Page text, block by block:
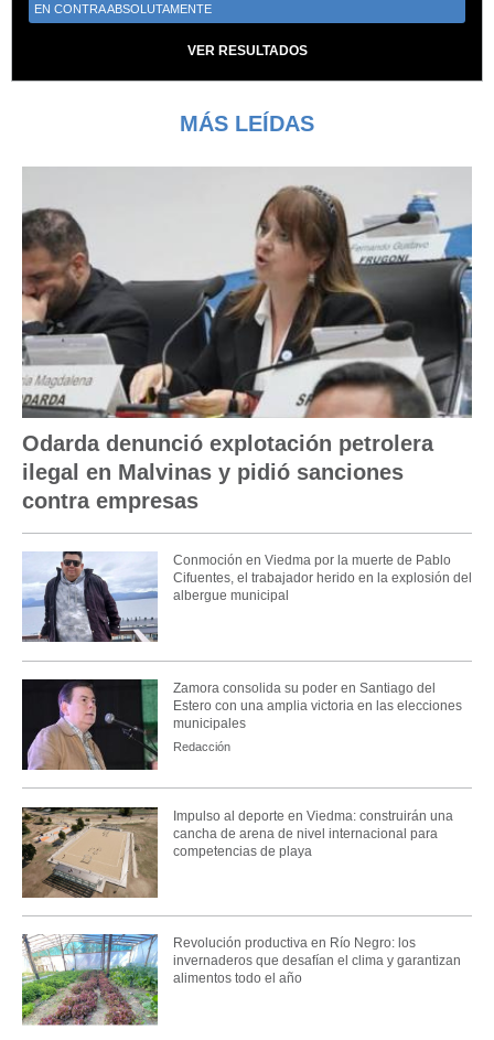
EN CONTRA ABSOLUTAMENTE
VER RESULTADOS
MÁS LEÍDAS
Odarda denunció explotación petrolera
ilegal en Malvinas y pidió sanciones
contra empresas
Conmoción en Viedma por la muerte de Pablo
Cifuentes, el trabajador herido en la explosión del
albergue municipal
Zamora consolida su poder en Santiago del
Estero con una amplia victoria en las elecciones
municipales
Redacción
Impulso al deporte en Viedma: construirán una
cancha de arena de nivel internacional para
competencias de playa
Revolución productiva en Río Negro: los
invernaderos que desafían el clima y garantizan
alimentos todo el año